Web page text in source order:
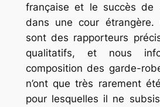
française et le succès de
dans une cour étrangère.
sont des rapporteurs
qualitatifs, et nous
composition des garde-
n’ont que très rarement
pour lesquelles il ne